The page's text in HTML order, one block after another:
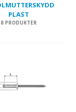
PLAST
8 PRODUKTER